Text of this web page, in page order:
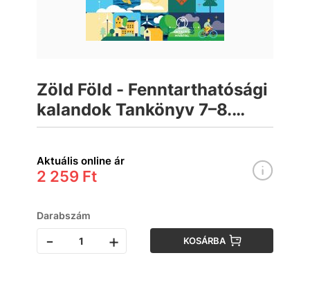
Zöld Föld - Fenntarthatósági
kalandok Tankönyv 7–8.
évfolyam
Aktuális online ár
2 259 Ft
Darabszám
- + KOSÁRBA